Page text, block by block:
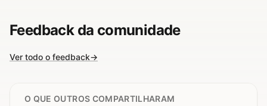
Feedback da comunidade
Ver todo o feedback→
O QUE OUTROS COMPARTILHARAM